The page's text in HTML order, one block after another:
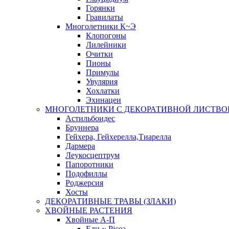
Горянки
Гравилаты
Многолетники К~Э
Клопогоны
Лилейники
Очитки
Пионы
Примулы
Увулярия
Хохлатки
Эхинацеи
МНОГОЛЕТНИКИ С ДЕКОРАТИВНОЙ
Астильбоидес
Бруннера
Гейхера, Гейхерелла,Тиарелла
Дармера
Леукосцептрум
Папоротники
Подофиллы
Роджерсия
Хосты
ДЕКОРАТИВНЫЕ ТРАВЫ (ЗЛАКИ)
ХВОЙНЫЕ РАСТЕНИЯ
Хвойные А-П